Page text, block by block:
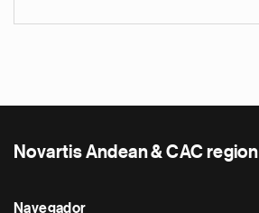
Novartis Andean & CAC region
Navegador